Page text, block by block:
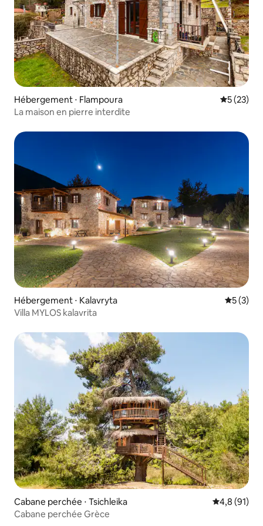
Hébergement ⋅ Flampoura
5 (23)
La maison en pierre interdite
Hébergement ⋅ Kalavryta
5 (3)
Villa MYLOS kalavrita
Cabane perchée ⋅ Tsichleika Évaluation
4,8 (91)
Cabane perchée Grèce